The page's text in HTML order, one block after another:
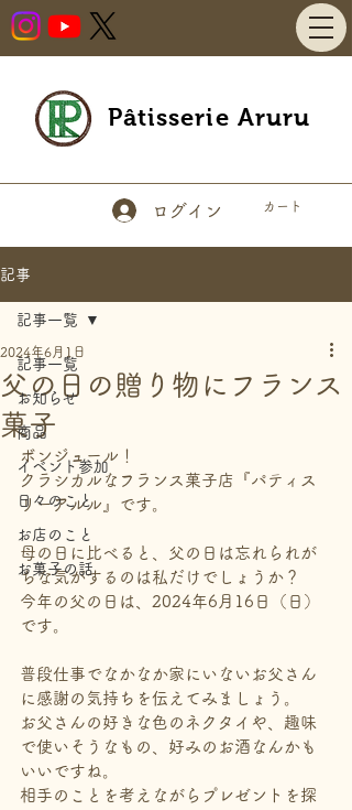
Pâtisserie Aruru
ログイン カート
記事
記事一覧
お知らせ
商品
イベント参加
日々のこと
お店のこと
お菓子の話
記事一覧
父の日の贈り物にフランス
菓子
2024年6月1日
ボンジュール！
クラシカルなフランス菓子店『パティス
リーアルル』です。
母の日に比べると、父の日は忘れられが
ちな気がするのは私だけでしょうか？
今年の父の日は、2024年6月16日（日）
です。
普段仕事でなかなか家にいないお父さん
に感謝の気持ちを伝えてみましょう。
お父さんの好きな色のネクタイや、趣味
で使いそうなもの、好みのお酒なんかも
いいですね。
相手のことを考えながらプレゼントを探